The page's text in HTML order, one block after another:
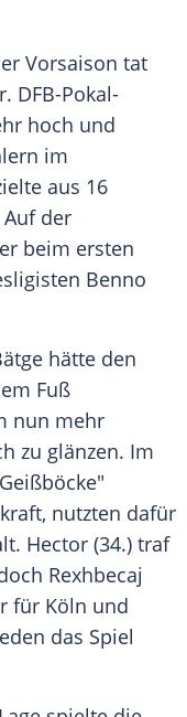
Vorsaison tat
DFB-Pokal-
hoch und
im
aus 16
der
beim ersten
Benno
hätte den
Fuß
nun mehr
zu glänzen. Im
nutzten dafür
Hector (34.) traf
Rexhbecaj
für Köln und
das Spiel